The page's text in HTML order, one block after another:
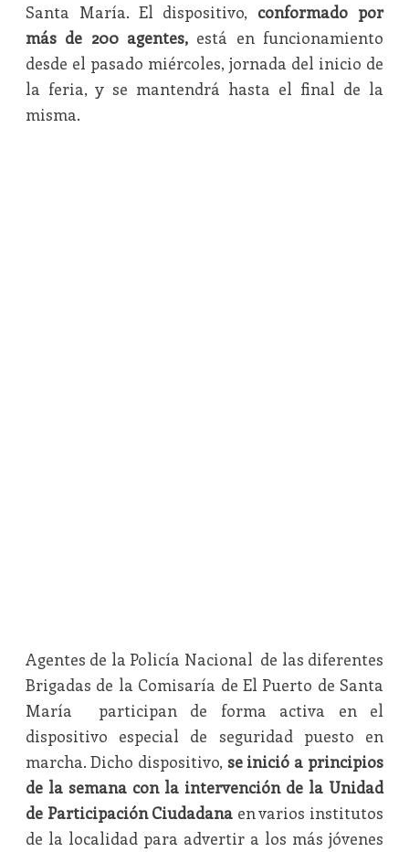
Santa María. El dispositivo, conformado por
más de 200 agentes, está en funcionamiento
desde el pasado miércoles, jornada del inicio de
la feria, y se mantendrá hasta el final de la
misma.
Agentes de la Policía Nacional de las diferentes
Brigadas de la Comisaría de El Puerto de Santa
María participan de forma activa en el
dispositivo especial de seguridad puesto en
marcha. Dicho dispositivo, se inició a principios
de la semana con la intervención de la Unidad
de Participación Ciudadana en varios institutos
de la localidad para advertir a los más jóvenes